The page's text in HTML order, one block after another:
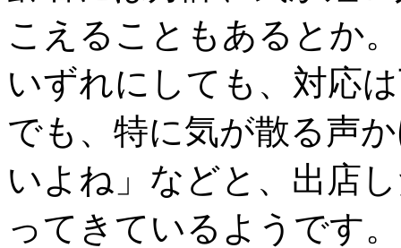
こえることもあるとか。
いずれにしても、対応
でも、特に気が散る声
いよね」などと、出店
ってきているようです。